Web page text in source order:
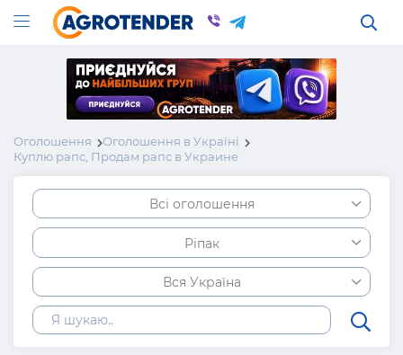
Оголошення
Оголошення в Україні
Куплю рапс, Продам рапс в Украине
Всі оголошення
Ріпак
Вся Україна